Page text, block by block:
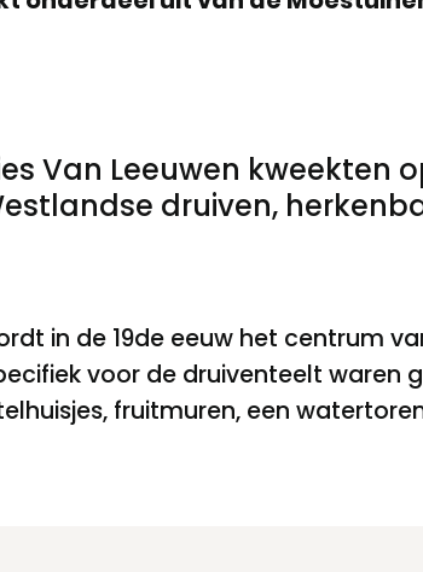
Van Leeuwen kweekten
druiven,
in de 19de eeuw het centrum
voor de druiventeelt waren
fruitmuren, een